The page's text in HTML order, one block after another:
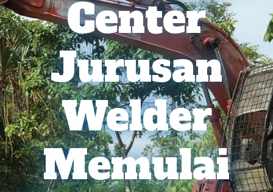
Center
Jurusan
Welder
Memulai